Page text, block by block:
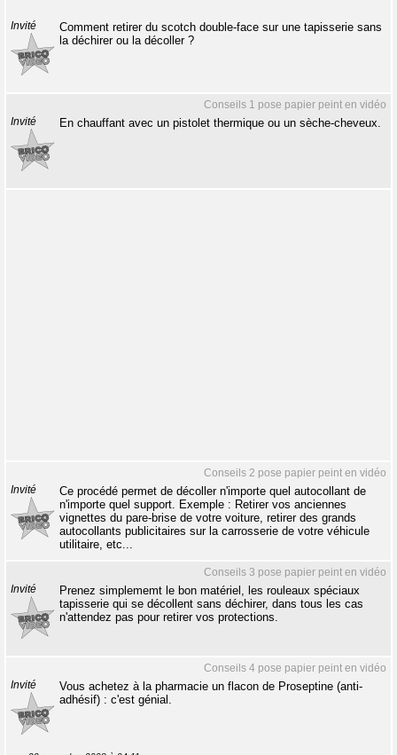
Invité
Comment retirer du scotch double-face sur une tapisserie sans
la déchirer ou la décoller ?
Conseils 1 pose papier peint en vidéo
Invité En chauffant avec un pistolet thermique ou un sèche-cheveux.
Conseils 2 pose papier peint en vidéo
Invité
Ce procédé permet de décoller n'importe quel autocollant de
n'importe quel support. Exemple : Retirer vos anciennes
vignettes du pare-brise de votre voiture, retirer des grands
autocollants publicitaires sur la carrosserie de votre véhicule
utilitaire, etc...
Conseils 3 pose papier peint en vidéo
Invité
Prenez simplememt le bon matériel, les rouleaux spéciaux
tapisserie qui se décollent sans déchirer, dans tous les cas
n'attendez pas pour retirer vos protections.
Conseils 4 pose papier peint en vidéo
Invité
Vous achetez à la pharmacie un flacon de Proseptine (anti-
adhésif) : c'est génial.